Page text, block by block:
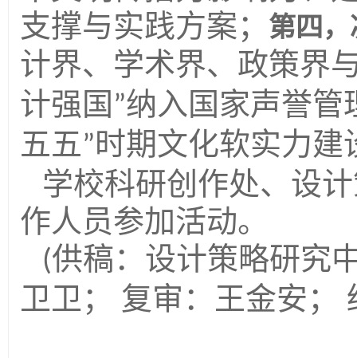
支撑与实践方案；
第四
计界、学术界、政策界
计强国 ”纳入国家声誉管
五五” 时期文化软实力
学校科研创作处、设
作人员参加活动。
(供稿：设计策略研究
卫卫； 复审：王金安；